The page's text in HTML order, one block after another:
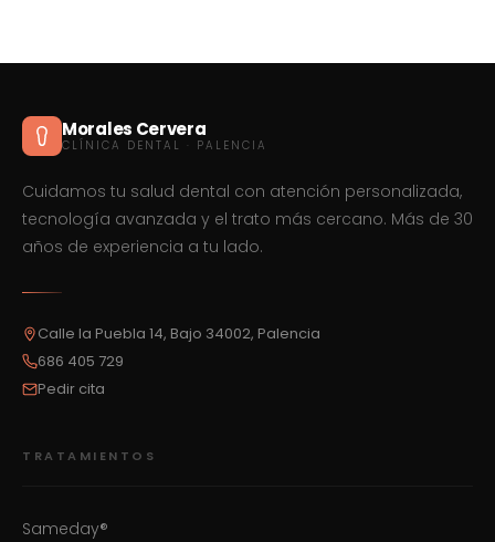
Morales Cervera
CLÍNICA DENTAL · PALENCIA
Cuidamos tu salud dental con atención personalizada,
tecnología avanzada y el trato más cercano. Más de 30
años de experiencia a tu lado.
Calle la Puebla 14, Bajo 34002, Palencia
686 405 729
Pedir cita
TRATAMIENTOS
Sameday®